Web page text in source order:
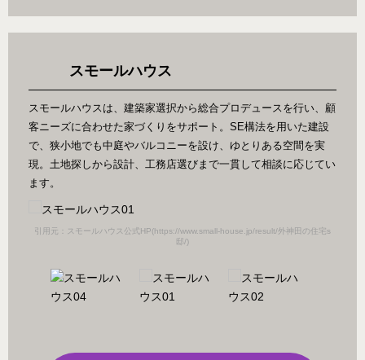
スモールハウス
スモールハウスは、建築家選択から総合プロデュースを行い、顧
客ニーズに合わせた家づくりをサポート。SE構法を用いた建設
で、狭小地でも中庭やバルコニーを設け、ゆとりある空間を実
現。土地探しから設計、工務店選びまで一貫して相談に応じてい
ます。
引用元：スモールハウス公式HP(https://www.small-house.jp/result/外神田の住宅s
邸/)